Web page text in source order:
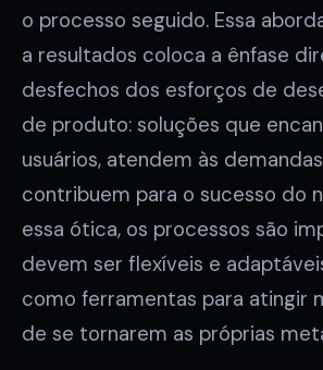
o processo seguido. Essa
a resultados coloca a ênfase
desfechos dos esforços de
de produto: soluções que
usuários, atendem às
contribuem para o sucesso do
essa ótica, os processos são
devem ser flexíveis e
como ferramentas para atingir
de se tornarem as próprias